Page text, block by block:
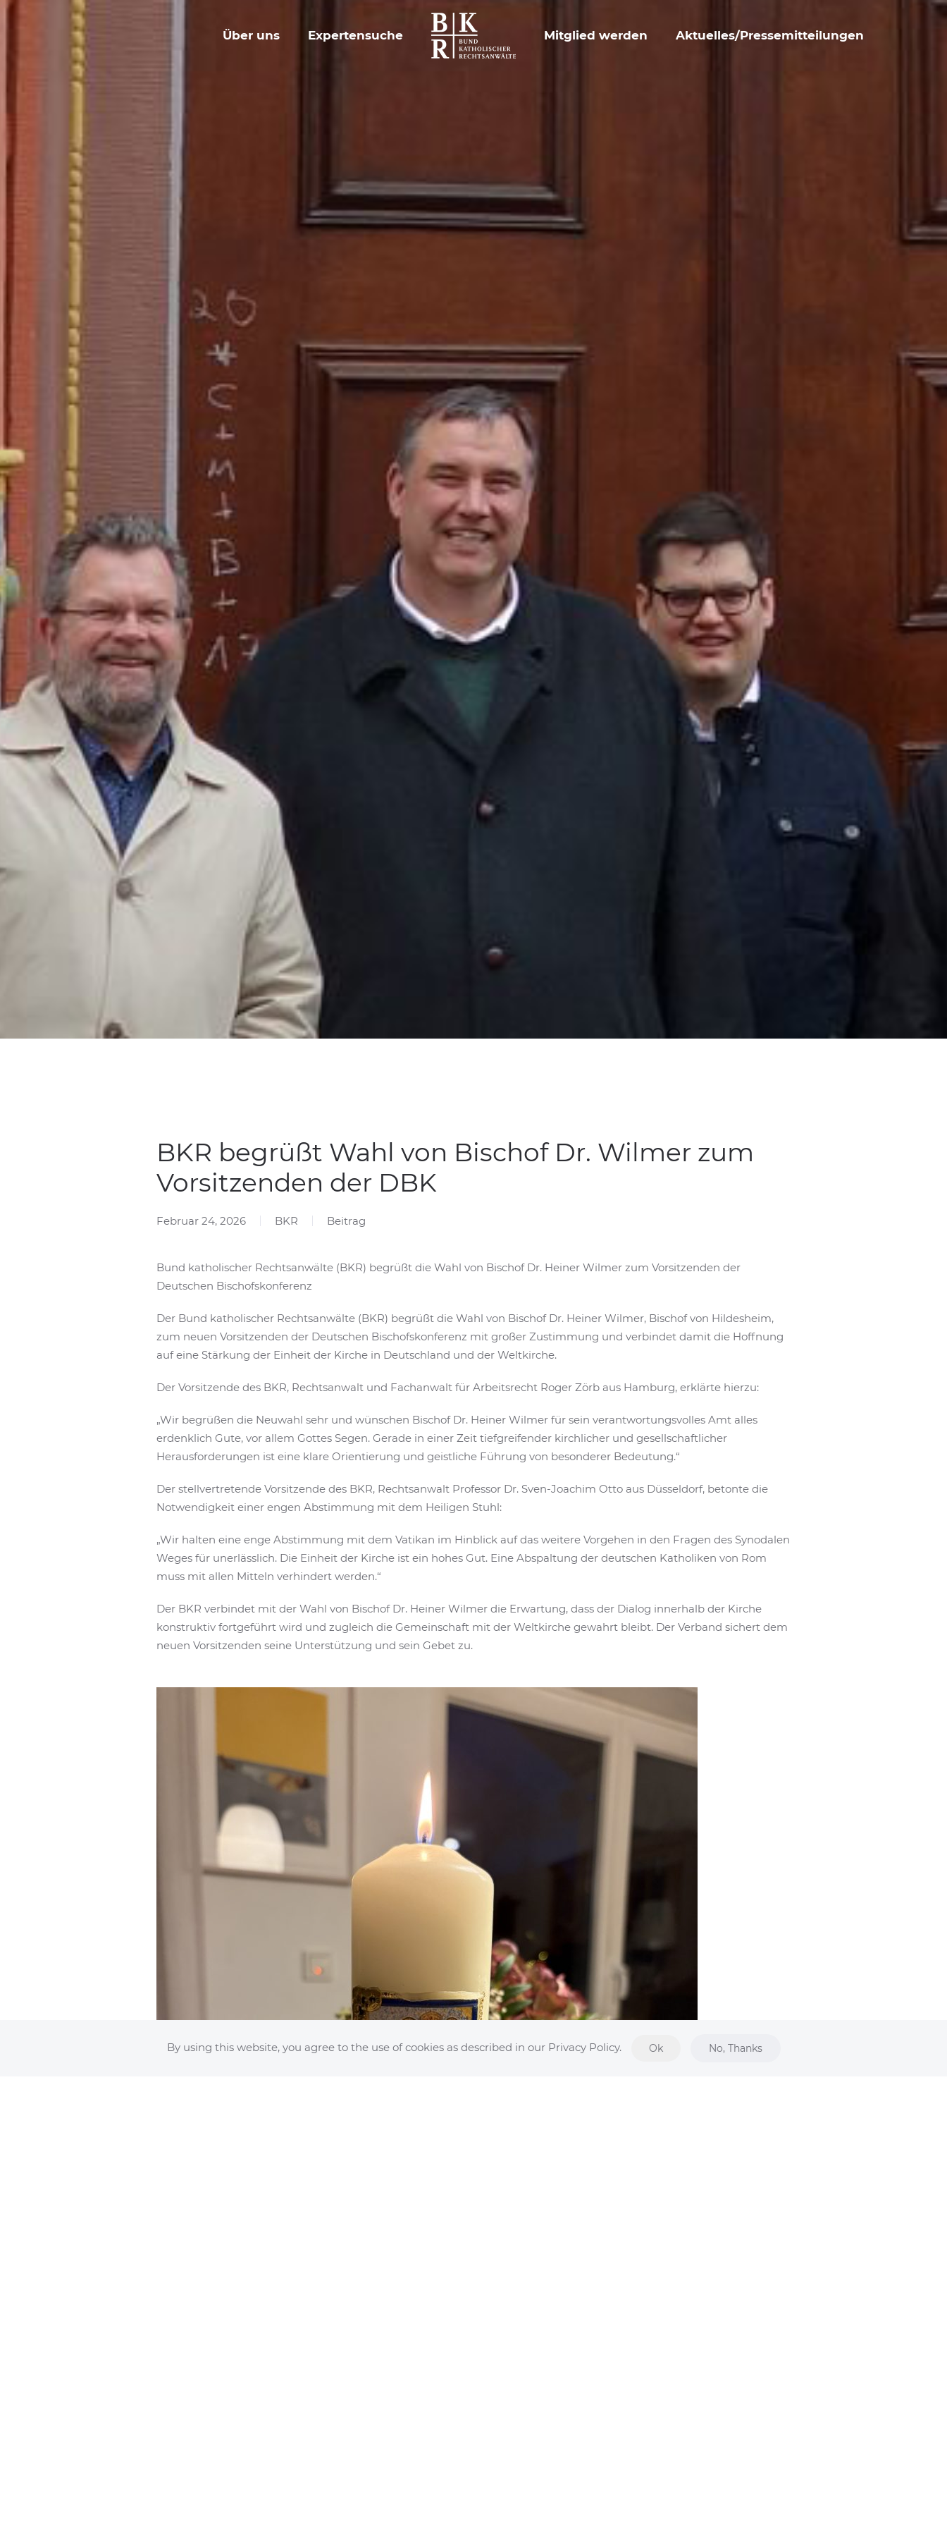
By using this website, you agree to the use of cookies as described in our Privacy Policy. Ok No, Thanks
Über uns Expertensuche Mitglied werden Aktuelles/Pressemitteilungen
BKR begrüßt Wahl von Bischof Dr. Wilmer zum
Vorsitzenden der DBK
Februar 24, 2026 BKR Beitrag
Bund katholischer Rechtsanwälte (BKR) begrüßt die Wahl von Bischof Dr. Heiner Wilmer zum Vorsitzenden der
Deutschen Bischofskonferenz
Der Bund katholischer Rechtsanwälte (BKR) begrüßt die Wahl von Bischof Dr. Heiner Wilmer, Bischof von Hildesheim,
zum neuen Vorsitzenden der Deutschen Bischofskonferenz mit großer Zustimmung und verbindet damit die Hoffnung
auf eine Stärkung der Einheit der Kirche in Deutschland und der Weltkirche.
Der Vorsitzende des BKR, Rechtsanwalt und Fachanwalt für Arbeitsrecht Roger Zörb aus Hamburg, erklärte hierzu:
„Wir begrüßen die Neuwahl sehr und wünschen Bischof Dr. Heiner Wilmer für sein verantwortungsvolles Amt alles
erdenklich Gute, vor allem Gottes Segen. Gerade in einer Zeit tiefgreifender kirchlicher und gesellschaftlicher
Herausforderungen ist eine klare Orientierung und geistliche Führung von besonderer Bedeutung.“
Der stellvertretende Vorsitzende des BKR, Rechtsanwalt Professor Dr. Sven-Joachim Otto aus Düsseldorf, betonte die
Notwendigkeit einer engen Abstimmung mit dem Heiligen Stuhl:
„Wir halten eine enge Abstimmung mit dem Vatikan im Hinblick auf das weitere Vorgehen in den Fragen des Synodalen
Weges für unerlässlich. Die Einheit der Kirche ist ein hohes Gut. Eine Abspaltung der deutschen Katholiken von Rom
muss mit allen Mitteln verhindert werden.“
Der BKR verbindet mit der Wahl von Bischof Dr. Heiner Wilmer die Erwartung, dass der Dialog innerhalb der Kirche
konstruktiv fortgeführt wird und zugleich die Gemeinschaft mit der Weltkirche gewahrt bleibt. Der Verband sichert dem
neuen Vorsitzenden seine Unterstützung und sein Gebet zu.